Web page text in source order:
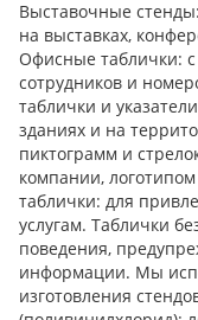
Выставочные
на выставках,
Офисные таблички:
сотрудников и
таблички и
зданиях и на
пиктограмм и
компании,
таблички: для
услугам. Таблички
поведения,
информации. Мы
изготовления